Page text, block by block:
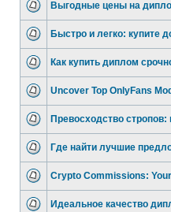
Выгодные цены на
Быстро и легко: купите
Как купить диплом
Uncover Top OnlyFans
Превосходство стропов:
Где найти лучшие
Crypto Commissions:
Идеальное качество